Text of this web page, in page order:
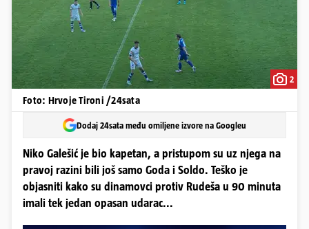
2
Foto: Hrvoje Tironi /24sata
Dodaj 24sata među omiljene izvore na Googleu
Niko Galešić je bio kapetan, a pristupom su uz njega na
pravoj razini bili još samo Goda i Soldo. Teško je
objasniti kako su dinamovci protiv Rudeša u 90 minuta
imali tek jedan opasan udarac...